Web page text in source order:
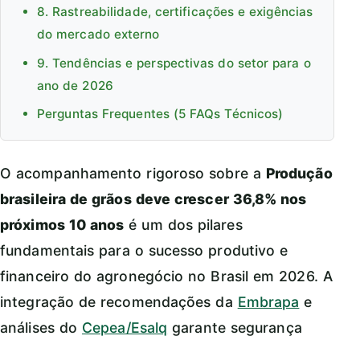
8. Rastreabilidade, certificações e exigências
do mercado externo
9. Tendências e perspectivas do setor para o
ano de 2026
Perguntas Frequentes (5 FAQs Técnicos)
O acompanhamento rigoroso sobre a Produção
brasileira de grãos deve crescer 36,8% nos
próximos 10 anos é um dos pilares
fundamentais para o sucesso produtivo e
financeiro do agronegócio no Brasil em 2026. A
integração de recomendações da Embrapa e
análises do Cepea/Esalq garante segurança